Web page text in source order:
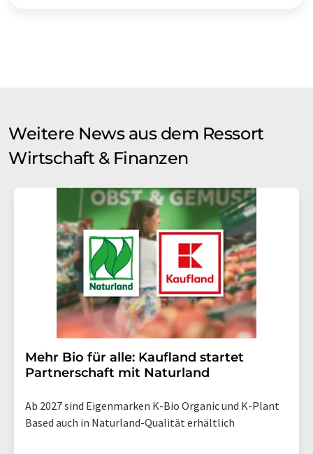
Weitere News aus dem Ressort
Wirtschaft & Finanzen
Mehr Bio für alle: Kaufland startet
Partnerschaft mit Naturland
Ab 2027 sind Eigenmarken K-Bio Organic und K-Plant
Based auch in Naturland-Qualität erhältlich